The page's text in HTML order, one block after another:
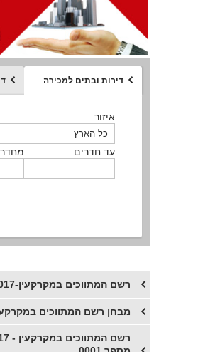
דירות ובתים למכירה
איזור
עד חדרים
איזור
עד חדרים
איזור
עד חדרים
איזור
סוג הנכס
סוג הנכס
איזור
עד חדרים
איזור
סוג הנכס
רשם המתווכים במקרקעין-26.4.2017 גרסה 3
מבחן רשם המתווכים במקרקעין-